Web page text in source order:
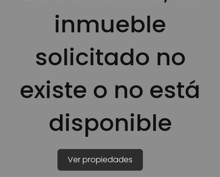
inmueble
solicitado no
existe o no está
disponible
Ver propiedades